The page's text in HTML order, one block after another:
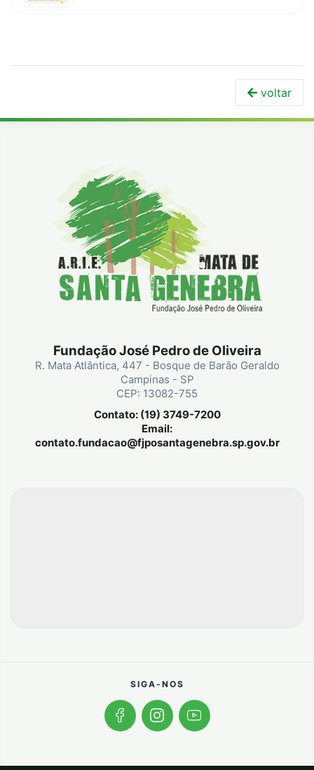
voltar
Fundação José Pedro de Oliveira
R. Mata Atlântica, 447 - Bosque de Barão Geraldo
Campinas - SP
CEP: 13082-755
Contato: (19) 3749-7200
Email:
contato.fundacao@fjposantagenebra.sp.gov.br
SIGA-NOS